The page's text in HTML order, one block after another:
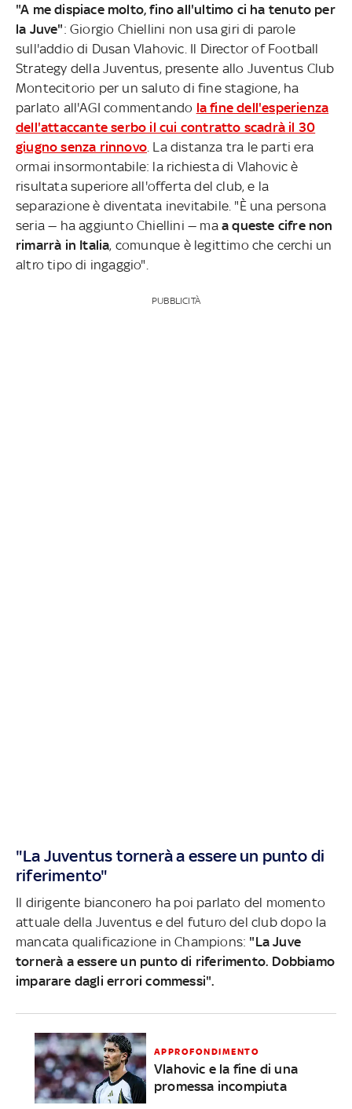
"A me dispiace molto, fino all'ultimo ci ha tenuto per
la Juve": Giorgio Chiellini non usa giri di parole
sull'addio di Dusan Vlahovic. Il Director of Football
Strategy della Juventus, presente allo Juventus Club
Montecitorio per un saluto di fine stagione, ha
parlato all'AGI commentando la fine dell'esperienza
dell'attaccante serbo il cui contratto scadrà il 30
giugno senza rinnovo . La distanza tra le parti era
ormai insormontabile: la richiesta di Vlahovic è
risultata superiore all'offerta del club, e la
separazione è diventata inevitabile. "È una persona
seria — ha aggiunto Chiellini — maa queste cifre non
rimarrà in Italia, comunque è legittimo che cerchi un
altro tipo di ingaggio".
PUBBLICITÀ
"La Juventus tornerà a essere un punto di
riferimento"
Il dirigente bianconero ha poi parlato del momento
attuale della Juventus e del futuro del club dopo la
mancata qualificazione in Champions: "La Juve
tornerà a essere un punto di riferimento. Dobbiamo
imparare dagli errori commessi".
APPROFONDIMENTO
Vlahovic e la fine di una
promessa incompiuta